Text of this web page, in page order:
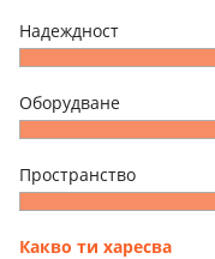
Надеждност
Оборудване
Пространство
Какво ти харесва